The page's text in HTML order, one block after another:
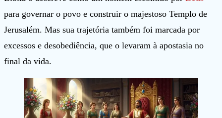
para governar o povo e construir o majestoso Templo de
Jerusalém. Mas sua trajetória também foi marcada por
excessos e desobediência, que o levaram à apostasia no
final da vida.